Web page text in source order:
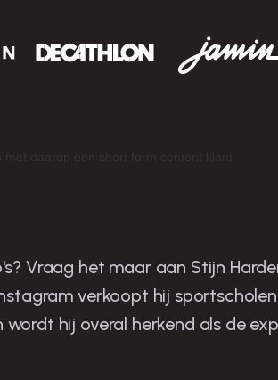
in zijn niche
Vraag het maar aan Stijn
verkoopt hij
hij overal herkend als de